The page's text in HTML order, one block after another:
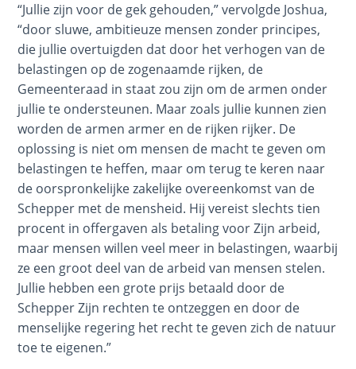
Ruth:
Redemption
and
Sonship
Daniel:
Prophet
of the
Ages -
Book 1
Daniel:
Prophet
of the
Ages -
Book 2
Daniel:
“Jullie zijn voor de gek gehouden,” vervolgde Joshua,
“door sluwe, ambitieuze mensen zonder principes,
die jullie overtuigden dat door het verhogen van de
belastingen op de zogenaamde rijken, de
Gemeenteraad in staat zou zijn om de armen onder
jullie te ondersteunen. Maar zoals jullie kunnen zien
worden de armen armer en de rijken rijker. De
oplossing is niet om mensen de macht te geven om
belastingen te heffen, maar om terug te keren naar
de oorspronkelijke zakelijke overeenkomst van de
Schepper met de mensheid. Hij vereist slechts tien
procent in offergaven als betaling voor Zijn arbeid,
maar mensen willen veel meer in belastingen, waarbij
ze een groot deel van de arbeid van mensen stelen.
Jullie hebben een grote prijs betaald door de
Schepper Zijn rechten te ontzeggen en door de
menselijke regering het recht te geven zich de natuur
toe te eigenen.”